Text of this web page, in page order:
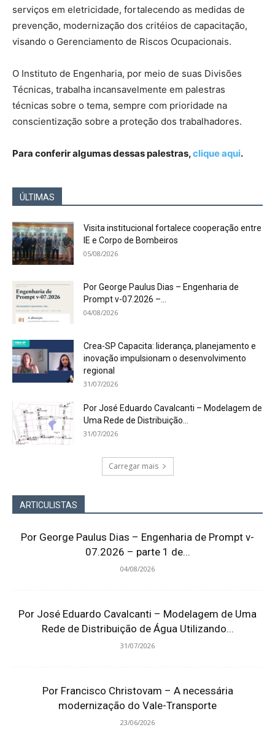
serviços em eletricidade, fortalecendo as medidas de
prevenção, modernização dos critéios de capacitação,
visando o Gerenciamento de Riscos Ocupacionais.
O Instituto de Engenharia, por meio de suas Divisões
Técnicas, trabalha incansavelmente em palestras
técnicas sobre o tema, sempre com prioridade na
conscientização sobre a proteção dos trabalhadores.
Para conferir algumas dessas palestras,clique aqui.
ÚLTIMAS
Visita institucional fortalece cooperação entre
IE e Corpo de Bombeiros
05/08/2026
Por George Paulus Dias – Engenharia de
Prompt v-07.2026 –...
04/08/2026
Crea-SP Capacita: liderança, planejamento e
inovação impulsionam o desenvolvimento
regional
31/07/2026
Por José Eduardo Cavalcanti – Modelagem de
Uma Rede de Distribuição...
31/07/2026
Carregar mais
ARTICULISTAS
Por George Paulus Dias – Engenharia de Prompt v-
07.2026 – parte 1 de...
04/08/2026
Por José Eduardo Cavalcanti – Modelagem de Uma
Rede de Distribuição de Água Utilizando...
31/07/2026
Por Francisco Christovam – A necessária
modernização do Vale-Transporte
23/06/2026